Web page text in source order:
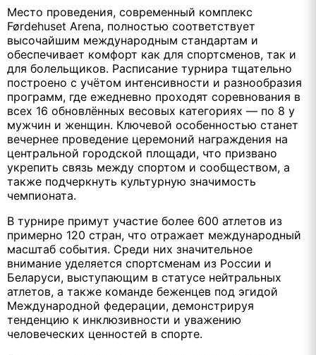
Место проведения, современный комплекс
Førdehuset Arena, полностью соответствует
высочайшим международным стандартам и
обеспечивает комфорт как для спортсменов, так и
для болельщиков. Расписание турнира тщательно
построено с учётом интенсивности и разнообразия
программ, где ежедневно проходят соревнования в
всех 16 обновлённых весовых категориях — по 8 у
мужчин и женщин. Ключевой особенностью станет
вечернее проведение церемоний награждения на
центральной городской площади, что призвано
укрепить связь между спортом и сообществом, а
также подчеркнуть культурную значимость
чемпионата.
В турнире примут участие более 600 атлетов из
примерно 120 стран, что отражает международный
масштаб события. Среди них значительное
внимание уделяется спортсменам из России и
Беларуси, выступающим в статусе нейтральных
атлетов, а также команде беженцев под эгидой
Международной федерации, демонстрируя
тенденцию к инклюзивности и уважению
человеческих ценностей в спорте.